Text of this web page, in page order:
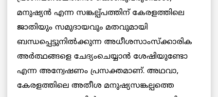
മനുഷ്യന്‍ എന്ന സങ്കല്പ്പത്തിന് കേരളത്തിലെ
ജാതിയും സമുദായവും മതവുമായി
ബന്ധപ്പെട്ടുനില്‍ക്കുന്ന അധീശസാംസ്‌ക്കാരിക
അര്‍ത്ഥങ്ങളെ ചേദ്യംചെയ്യാന്‍ ശേഷിയുണ്ടോ
എന്ന അന്വേഷണം പ്രസക്തമാണ്. അഥവാ,
കേരളത്തിലെ അതീശ മനുഷ്യസങ്കല്പത്തെ